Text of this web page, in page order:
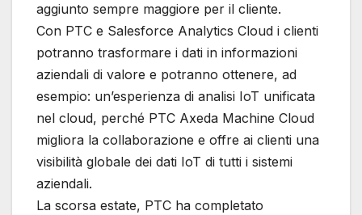
aggiunto sempre maggiore per il cliente.
Con PTC e Salesforce Analytics Cloud i clienti
potranno trasformare i dati in informazioni
aziendali di valore e potranno ottenere, ad
esempio: un’esperienza di analisi IoT unificata
nel cloud, perché PTC Axeda Machine Cloud
migliora la collaborazione e offre ai clienti una
visibilità globale dei dati IoT di tutti i sistemi
aziendali.
La scorsa estate, PTC ha completato